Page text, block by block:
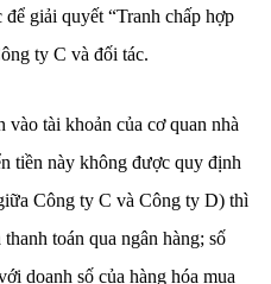
giải quyết “Tranh chấp hợp
ty C và đối tác.
tài khoản của cơ quan nhà
tiền này không được quy định
Công ty C và Công ty D) thì
toán qua ngân hàng; số
doanh số của hàng hóa mua